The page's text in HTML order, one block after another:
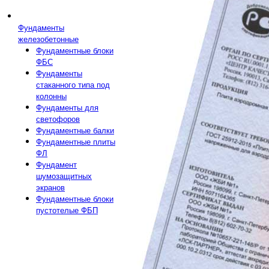
Фундаменты
железобетонные
Фундаментные блоки
ФБС
Фундаменты
стаканного типа под
колонны
Фундаменты для
светофоров
Фундаментные балки
Фундаментные плиты
ФЛ
Фундамент
шумозащитных
экранов
Фундаментные блоки
пустотелые ФБП